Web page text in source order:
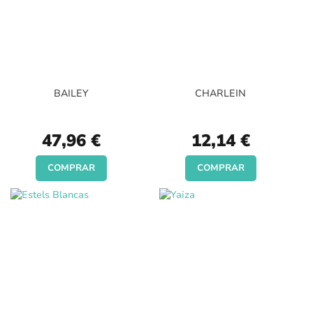
BAILEY
47,96 €
COMPRAR
CHARLEIN
12,14 €
COMPRAR